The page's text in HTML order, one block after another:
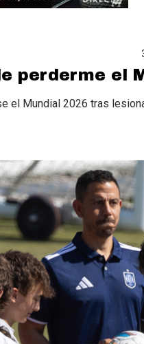
perderme el
el Mundial 2026 tras